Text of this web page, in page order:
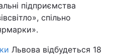
підприємства
спільно
Львова відбудеться 18